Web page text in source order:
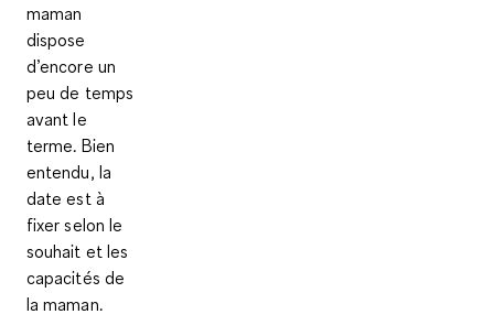
maman
dispose
d’encore un
peu de temps
avant le
terme. Bien
entendu, la
date est à
fixer selon le
souhait et les
capacités de
la maman.